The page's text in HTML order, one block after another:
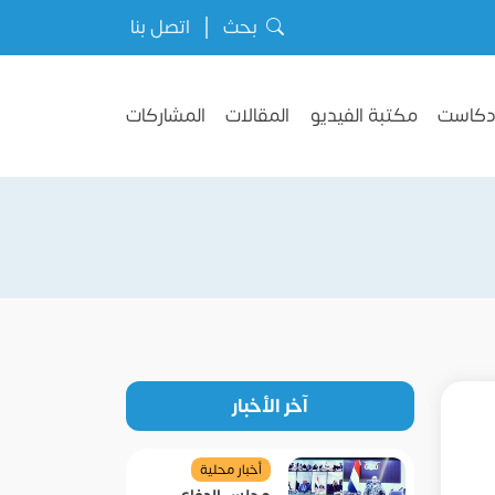
بحث اتصل بنا
مكتبة الفيديو المقالات المشاركات
آخر الأخبار
أخبار محلية